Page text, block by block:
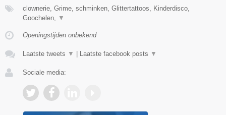
clownerie, Grime, schminken, Glittertattoos, Kinderdisco,
Goochelen, ▼
Openingstijden onbekend
Laatste tweets ▼ Laatste facebook posts ▼
Sociale media: